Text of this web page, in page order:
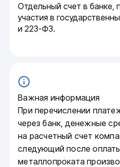
Отдельный счет в банке,
участия в
и 223-ФЗ.
Важная информация
При перечислении
через банк, денежные
на расчетный счет
следующий после
металлопроката